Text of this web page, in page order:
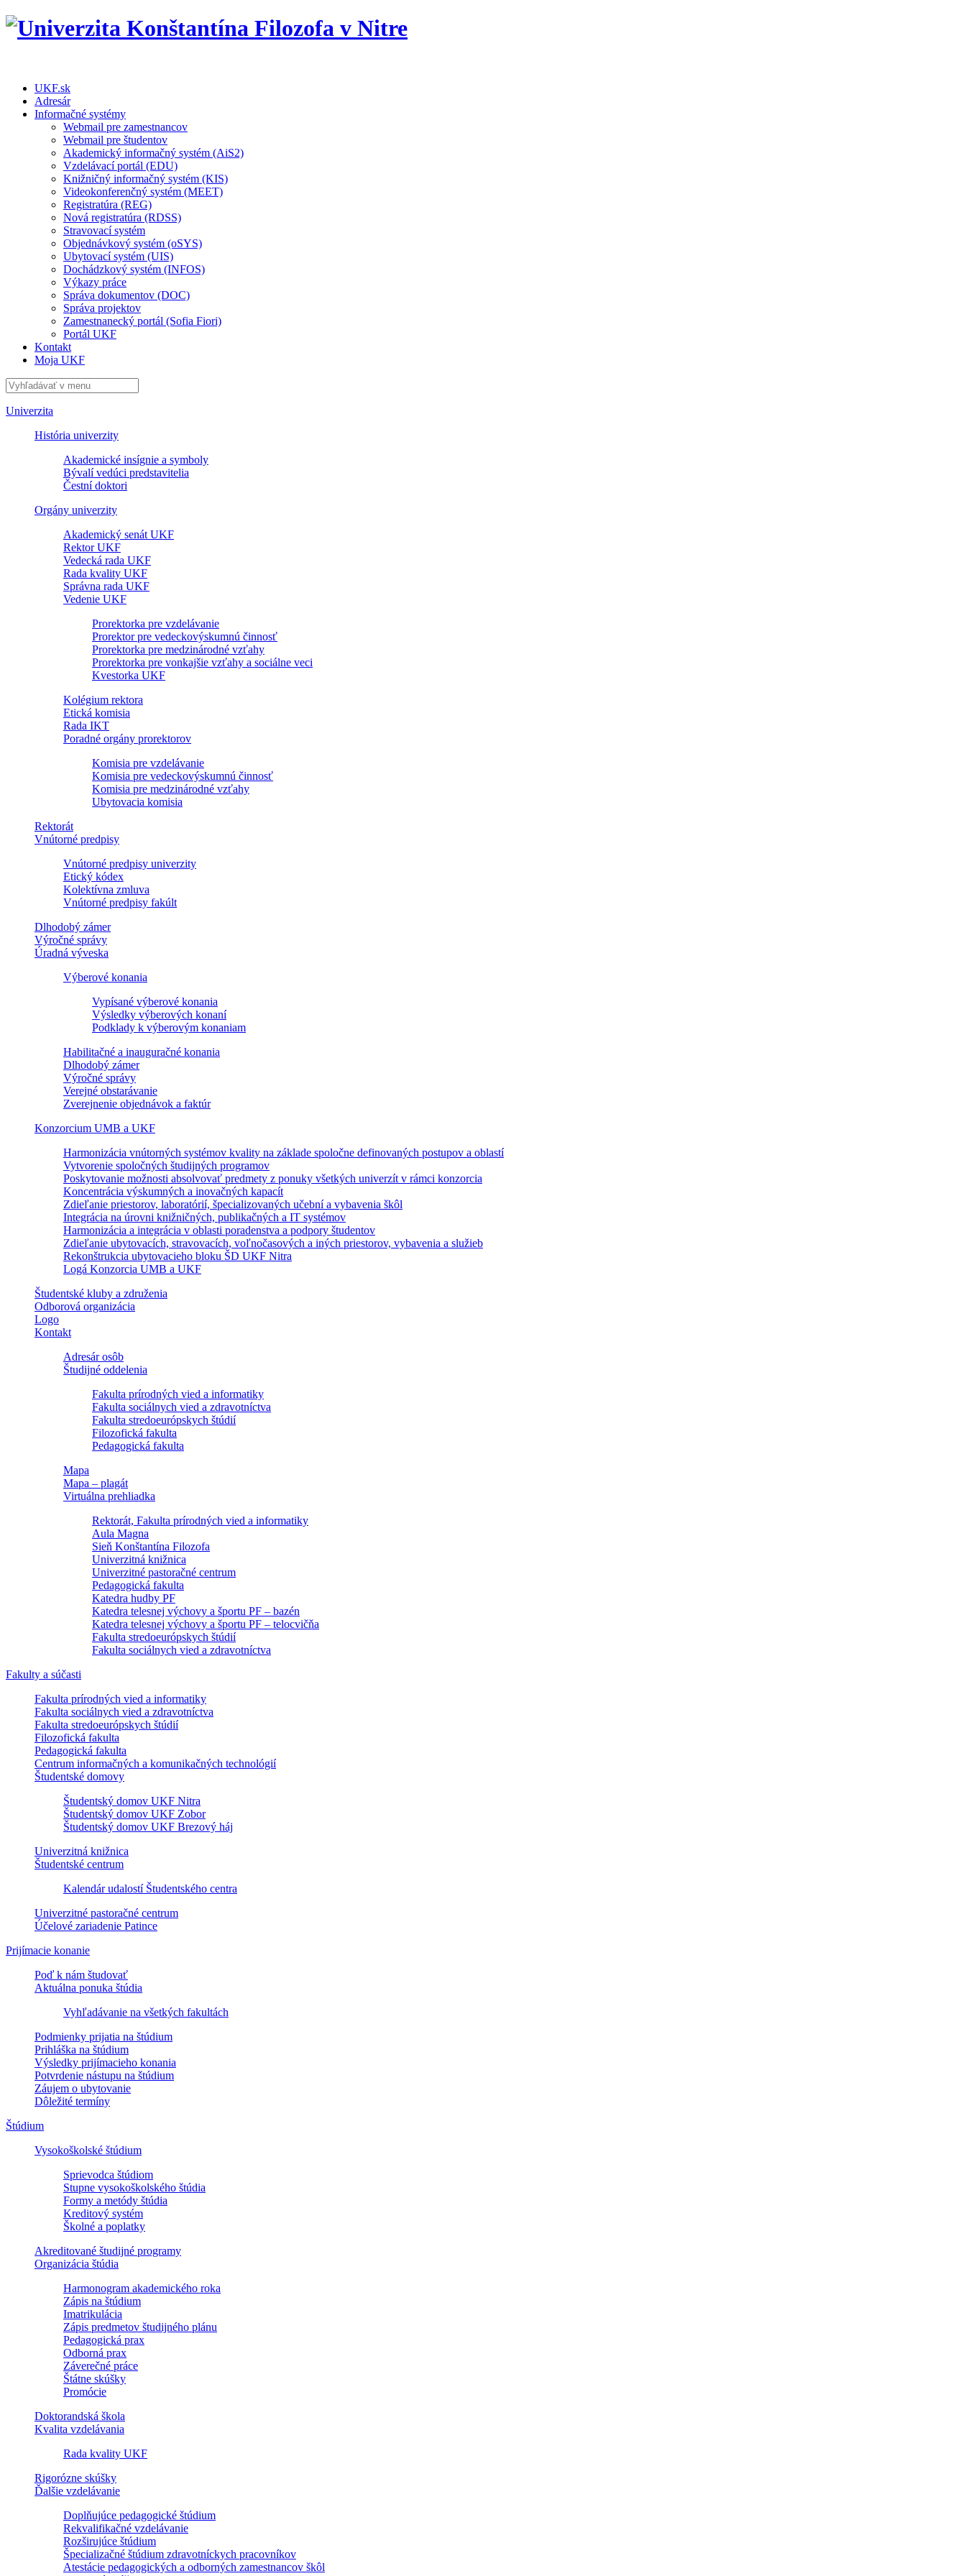
UKF.sk
Adresár
Informačné systémy
Webmail pre zamestnancov
Webmail pre študentov
Akademický informačný systém (AiS2)
Vzdelávací portál (EDU)
Knižničný informačný systém (KIS)
Videokonferenčný systém (MEET)
Registratúra (REG)
Nová registratúra (RDSS)
Stravovací systém
Objednávkový systém (oSYS)
Ubytovací systém (UIS)
Dochádzkový systém (INFOS)
Výkazy práce
Správa dokumentov (DOC)
Správa projektov
Zamestnanecký portál (Sofia Fiori)
Portál UKF
Kontakt
Moja UKF
Univerzita
História univerzity
Akademické insígnie a symboly
Bývalí vedúci predstavitelia
Čestní doktori
Orgány univerzity
Akademický senát UKF
Rektor UKF
Vedecká rada UKF
Rada kvality UKF
Správna rada UKF
Vedenie UKF
Prorektorka pre vzdelávanie
Prorektor pre vedeckovýskumnú činnosť
Prorektorka pre medzinárodné vzťahy
Prorektorka pre vonkajšie vzťahy a sociálne veci
Kvestorka UKF
Kolégium rektora
Etická komisia
Rada IKT
Poradné orgány prorektorov
Komisia pre vzdelávanie
Komisia pre vedeckovýskumnú činnosť
Komisia pre medzinárodné vzťahy
Ubytovacia komisia
Rektorát
Vnútorné predpisy
Vnútorné predpisy univerzity
Etický kódex
Kolektívna zmluva
Vnútorné predpisy fakúlt
Dlhodobý zámer
Výročné správy
Úradná výveska
Výberové konania
Vypísané výberové konania
Výsledky výberových konaní
Podklady k výberovým konaniam
Habilitačné a inauguračné konania
Dlhodobý zámer
Výročné správy
Verejné obstarávanie
Zverejnenie objednávok a faktúr
Konzorcium UMB a UKF
Harmonizácia vnútorných systémov kvality na základe spoločne definovaných postupov a oblastí
Vytvorenie spoločných študijných programov
Poskytovanie možnosti absolvovať predmety z ponuky všetkých univerzít v rámci konzorcia
Koncentrácia výskumných a inovačných kapacít
Zdieľanie priestorov, laboratórií, špecializovaných učební a vybavenia škôl
Integrácia na úrovni knižničných, publikačných a IT systémov
Harmonizácia a integrácia v oblasti poradenstva a podpory študentov
Zdieľanie ubytovacích, stravovacích, voľnočasových a iných priestorov, vybavenia a služieb
Rekonštrukcia ubytovacieho bloku ŠD UKF Nitra
Logá Konzorcia UMB a UKF
Študentské kluby a združenia
Odborová organizácia
Logo
Kontakt
Adresár osôb
Študijné oddelenia
Fakulta prírodných vied a informatiky
Fakulta sociálnych vied a zdravotníctva
Fakulta stredoeurópskych štúdií
Filozofická fakulta
Pedagogická fakulta
Mapa
Mapa – plagát
Virtuálna prehliadka
Rektorát, Fakulta prírodných vied a informatiky
Aula Magna
Sieň Konštantína Filozofa
Univerzitná knižnica
Univerzitné pastoračné centrum
Pedagogická fakulta
Katedra hudby PF
Katedra telesnej výchovy a športu PF – bazén
Katedra telesnej výchovy a športu PF – telocvičňa
Fakulta stredoeurópskych štúdií
Fakulta sociálnych vied a zdravotníctva
Fakulty a súčasti
Fakulta prírodných vied a informatiky
Fakulta sociálnych vied a zdravotníctva
Fakulta stredoeurópskych štúdií
Filozofická fakulta
Pedagogická fakulta
Centrum informačných a komunikačných technológií
Študentské domovy
Študentský domov UKF Nitra
Študentský domov UKF Zobor
Študentský domov UKF Brezový háj
Univerzitná knižnica
Študentské centrum
Kalendár udalostí Študentského centra
Univerzitné pastoračné centrum
Účelové zariadenie Patince
Prijímacie konanie
Poď k nám študovať
Aktuálna ponuka štúdia
Vyhľadávanie na všetkých fakultách
Podmienky prijatia na štúdium
Prihláška na štúdium
Výsledky prijímacieho konania
Potvrdenie nástupu na štúdium
Záujem o ubytovanie
Dôležité termíny
Štúdium
Vysokoškolské štúdium
Sprievodca štúdiom
Stupne vysokoškolského štúdia
Formy a metódy štúdia
Kreditový systém
Školné a poplatky
Akreditované študijné programy
Organizácia štúdia
Harmonogram akademického roka
Zápis na štúdium
Imatrikulácia
Zápis predmetov študijného plánu
Pedagogická prax
Odborná prax
Záverečné práce
Štátne skúšky
Promócie
Doktorandská škola
Kvalita vzdelávania
Rada kvality UKF
Rigorózne skúšky
Ďalšie vzdelávanie
Doplňujúce pedagogické štúdium
Rekvalifikačné vzdelávanie
Rozširujúce štúdium
Špecializačné štúdium zdravotníckych pracovníkov
Atestácie pedagogických a odborných zamestnancov škôl